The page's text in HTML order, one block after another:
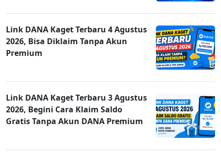
Link DANA Kaget Terbaru 4 Agustus
2026, Bisa Diklaim Tanpa Akun
Premium
Link DANA Kaget Terbaru 3 Agustus
2026, Begini Cara Klaim Saldo
Gratis Tanpa Akun DANA Premium